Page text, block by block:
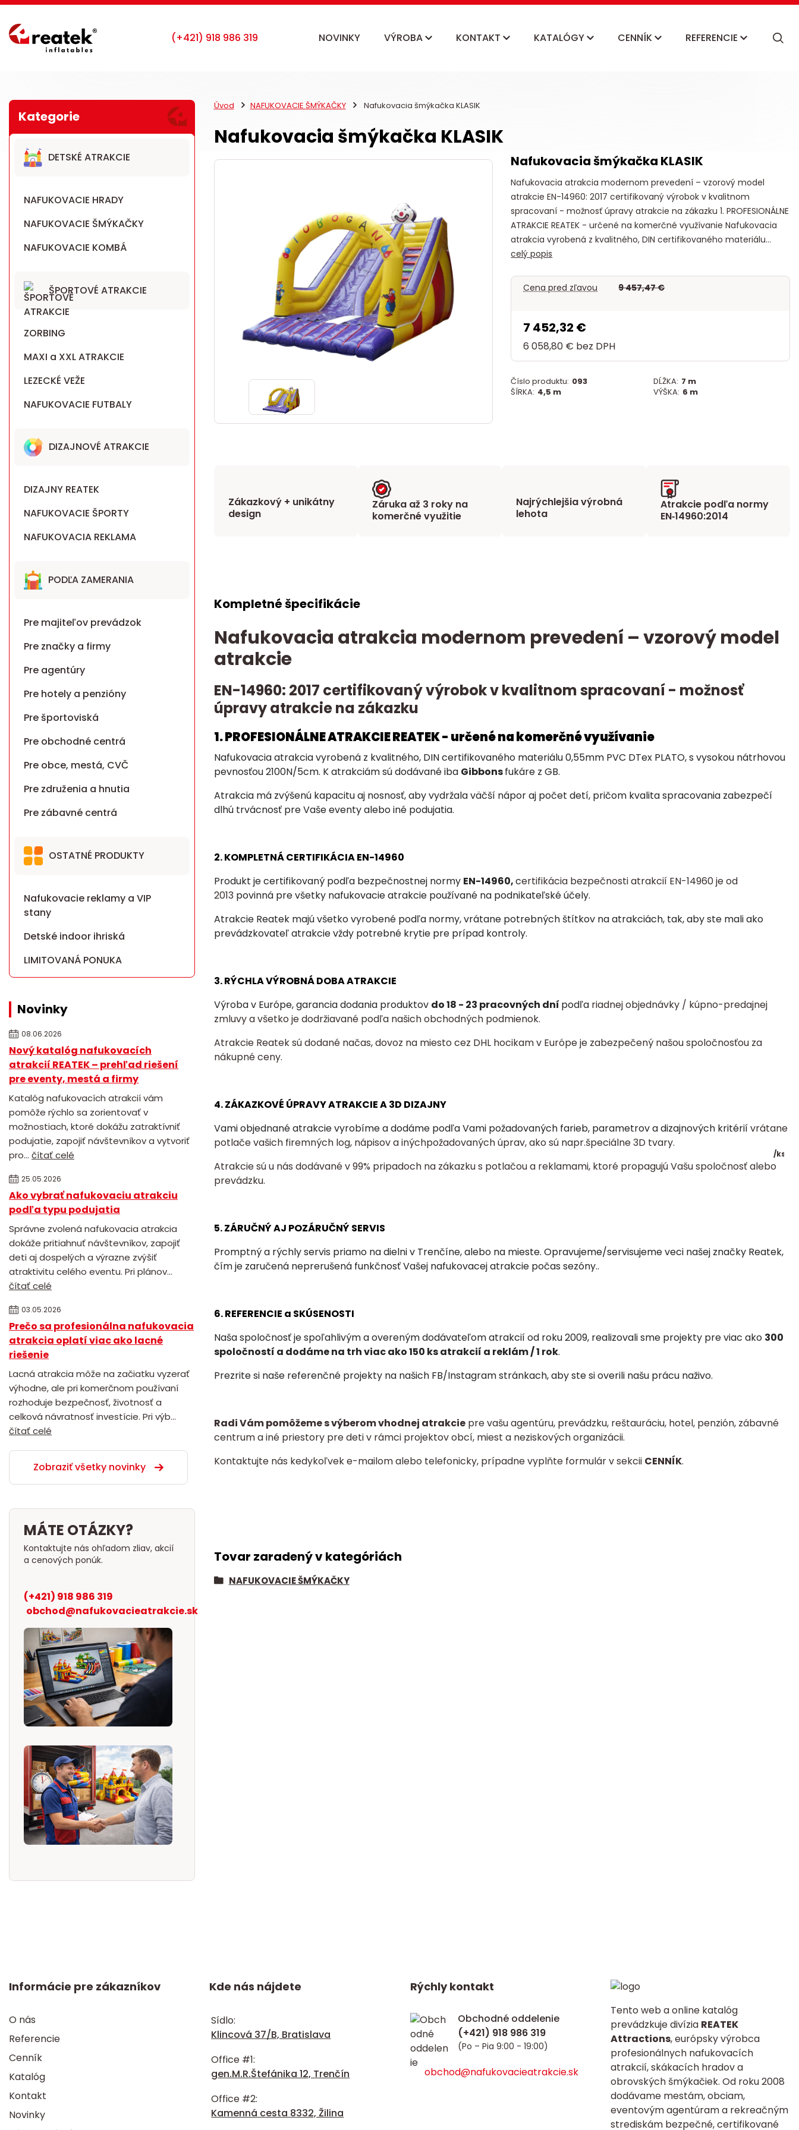
NOVINKY VÝROBA KONTAKT KATALÓGY CENNÍK REFERENCIE
DETSKÉ ATRAKCIE
NAFUKOVACIE HRADY
NAFUKOVACIE ŠMÝKAČKY
NAFUKOVACIE KOMBÁ
ŠPORTOVÉ ATRAKCIE
ZORBING
MAXI a XXL ATRAKCIE
LEZECKÉ VEŽE
NAFUKOVACIE FUTBALY
DIZAJNOVÉ ATRAKCIE
DIZAJNY REATEK
NAFUKOVACIE ŠPORTY
NAFUKOVACIA REKLAMA
PODĽA ZAMERANIA
Pre majiteľov prevádzok
Pre značky a firmy
Pre agentúry
Pre hotely a penzióny
Pre športoviská
Pre obchodné centrá
Pre obce, mestá, CVČ
Pre združenia a hnutia
Pre zábavné centrá
OSTATNÉ PRODUKTY
Nafukovacie reklamy a VIP
stany
Detské indoor ihriská
LIMITOVANÁ PONUKA
Novinky
08.06.2026
Nový katalóg nafukovacích
atrakcií REATEK – prehľad riešení
pre eventy, mestá a firmy
Katalóg nafukovacích atrakcií vám
pomôže rýchlo sa zorientovať v
možnostiach, ktoré dokážu zatraktívniť
podujatie, zapojiť návštevníkov a vytvoriť
pro... čítať celé
25.05.2026
Ako vybrať nafukovaciu atrakciu
podľa typu podujatia
Správne zvolená nafukovacia atrakcia
dokáže pritiahnuť návštevníkov, zapojiť
deti aj dospelých a výrazne zvýšiť
atraktivitu celého eventu. Pri plánov...
čítať celé
03.05.2026
Prečo sa profesionálna nafukovacia
atrakcia oplatí viac ako lacné
riešenie
Lacná atrakcia môže na začiatku vyzerať
výhodne, ale pri komerčnom používaní
rozhoduje bezpečnosť, životnosť a
celková návratnosť investície. Pri výb...
čítať celé
Zobraziť všetky novinky
MÁTE OTÁZKY?
Kontaktujte nás ohľadom zliav, akcií
a cenových ponúk.
(+421) 918 986 319
obchod@nafukovacieatrakcie.sk
Úvod NAFUKOVACIE ŠMÝKAČKY Nafukovacia šmýkačka KLASIK
Nafukovacia šmýkačka KLASIK
Nafukovacia šmýkačka KLASIK
Nafukovacia atrakcia modernom prevedení – vzorový model
atrakcie EN-14960: 2017 certifikovaný výrobok v kvalitnom
spracovaní - možnosť úpravy atrakcie na zákazku 1. PROFESIONÁLNE
ATRAKCIE REATEK - určené na komerčné využívanie Nafukovacia
atrakcia vyrobená z kvalitného, DIN certifikovaného materiálu...
celý popis
Cena pred zľavou 9 457,47 €
7 452,32 €
/ks
6 058,80 € bez DPH
Číslo produktu: 093 DĹŽKA: 7 m
ŠÍRKA: 4,5 m VÝŠKA: 6 m
Zákazkový + unikátny
design
Záruka až 3 roky na
komerčné využitie
Najrýchlejšia výrobná
lehota
Atrakcie podľa normy
EN‑14960:2014
Kompletné špecifikácie
Nafukovacia atrakcia modernom prevedení – vzorový model
atrakcie
EN-14960: 2017 certifikovaný výrobok v kvalitnom spracovaní - možnosť
úpravy atrakcie na zákazku
1. PROFESIONÁLNE ATRAKCIE REATEK - určené na komerčné využívanie
Nafukovacia atrakcia vyrobená z kvalitného, DIN certifikovaného materiálu 0,55mm PVC DTex PLATO, s vysokou nátrhovou
pevnosťou 2100N/5cm. K atrakciám sú dodávané iba Gibbonsfukáre z GB.
Atrakcia má zvýšenú kapacitu aj nosnosť, aby vydržala väčší nápor aj počet detí, pričom kvalita spracovania zabezpečí
dlhú trvácnosť pre Vaše eventy alebo iné podujatia.
2. KOMPLETNÁ CERTIFIKÁCIA EN-14960
Produkt je certifikovaný podľa bezpečnostnej normy EN-14960,certifikácia bezpečnosti atrakcií EN-14960 je od
2013 povinná pre všetky nafukovacie atrakcie používané na podnikateľské účely.
Atrakcie Reatek majú všetko vyrobené podľa normy, vrátane potrebných štítkov na atrakciách, tak, aby ste mali ako
prevádzkovateľ atrakcie vždy potrebné krytie pre prípad kontroly.
3. RÝCHLA VÝROBNÁ DOBA ATRAKCIE
Výroba v Európe, garancia dodania produktov do 18 - 23 pracovných dní podľa riadnej objednávky / kúpno-predajnej
zmluvy a všetko je dodržiavané podľa našich obchodných podmienok.
Atrakcie Reatek sú dodané načas, dovoz na miesto cez DHL hocikam v Európe je zabezpečený našou spoločnosťou za
nákupné ceny.
4. ZÁKAZKOVÉ ÚPRAVY ATRAKCIE A 3D DIZAJNY
Vami objednané atrakcie vyrobíme a dodáme podľa Vami požadovaných farieb, parametrov a dizajnových kritériívrátane
potlače vašich firemných log, nápisov a inýchpožadovaných úprav, ako sú napr.špeciálne 3D tvary.
Atrakcie sú u nás dodávané v 99% pripadoch na zákazku s potlačou a reklamami, ktoré propagujú Vašu spoločnosť alebo
prevádzku.
5. ZÁRUČNÝ AJ POZÁRUČNÝ SERVIS
Promptný a rýchly servis priamo na dielni v Trenčíne, alebo na mieste. Opravujeme/servisujeme veci našej značky Reatek,
čím je zaručená neprerušená funkčnosť Vašej nafukovacej atrakcie počas sezóny..
6. REFERENCIE a SKÚSENOSTI
Naša spoločnosť je spoľahlivým a overeným dodávateľom atrakcií od roku 2009, realizovalisme projekty pre viac ako 300
spoločností a dodáme na trh viac ako 150 ks atrakcií a reklám / 1 rok.
Prezrite si naše referenčné projekty na našich FB/Instagram stránkach, aby ste si overili našu prácu naživo.
Radi Vám pomôžeme s výberom vhodnej atrakciepre vašu agentúru, prevádzku, reštauráciu, hotel, penzión, zábavné
centrum a iné priestory pre deti v rámci projektov obcí, miest a neziskových organizácii.
Kontaktujte nás kedykoľvek e-mailom alebo telefonicky, prípadne vyplňte formulár v sekcii CENNÍK.
Tovar zaradený v kategóriách
NAFUKOVACIE ŠMÝKAČKY
Informácie pre zákazníkov
O nás
Referencie
Cenník
Katalóg
Kontakt
Novinky
Kde nás nájdete
Sídlo:
Klincová 37/B, Bratislava
Office #1:
gen.M.R.Štefánika 12, Trenčín
Office #2:
Kamenná cesta 8332, Žilina
Tento web a online katalóg
prevádzkuje divízia REATEK
Attractions, európsky výrobca
profesionálnych nafukovacích
atrakcií, skákacích hradov a
obrovských šmýkačiek. Od roku 2008
dodávame mestám, obciam,
eventovým agentúram a rekreačným
strediskám bezpečné, certifikované
Rýchly kontakt
Obchodné oddelenie
(Po – Pia 9:00 - 19:00)
obchod@nafukovacieatrakcie.sk